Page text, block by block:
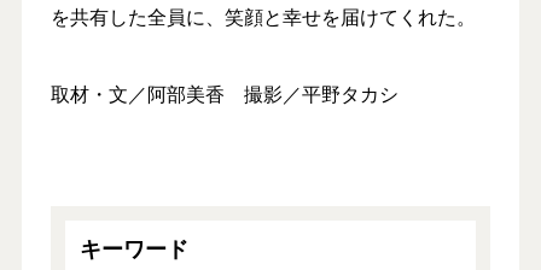
を共有した全員に、笑顔と幸せを届けてくれた。
取材・文／阿部美香 撮影／平野タカシ
キーワード